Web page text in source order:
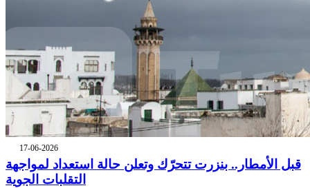
17-06-2026
قبل الأمطار.. بنزرت تتحرّك وتعلن حالة استعداد لمواجهة
التقلبات الجوية